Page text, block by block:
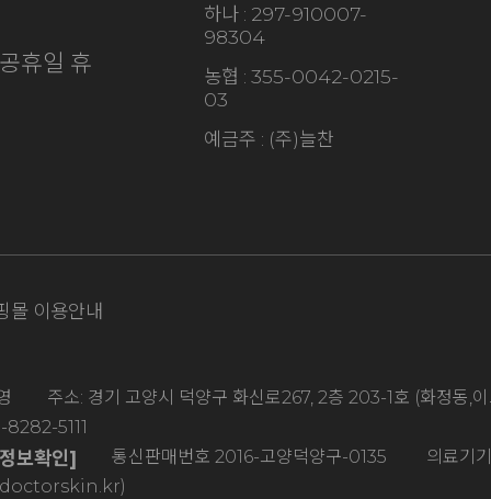
휴일 휴
하나 : 297-910007-
98304
농협 : 355-0042-0215-
03
예금주 : (주)늘찬
몰 이용안내
주소: 경기 고양시 덕양구 화신로267, 2층 203-1호 (화정
5111
보확인] 통신판매번호 2016-고양덕양구-0135 의료기기